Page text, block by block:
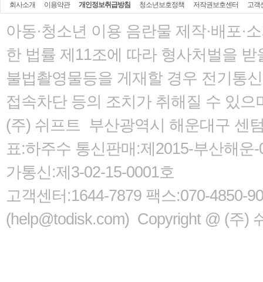
회사소개 이용약관 개인정보취급방침 청소년보호정책 저작권보호센터 고객
아동·청소년 이용 음란물 제작·배포·
한 법률 제11조에 따라 형사처벌을 받
불법촬영물등을 게재할 경우 전기통
접속차단 등의 조치가 취해질 수 있으
(주) 쉬프트 부산광역시 해운대구 센
표:하주수 통신판매:제2015-부산해
가통신:제3-02-15-0001호
고객센터:1644-7879 팩스:070-4850-
(help@todisk.com) Copyright @ (주)